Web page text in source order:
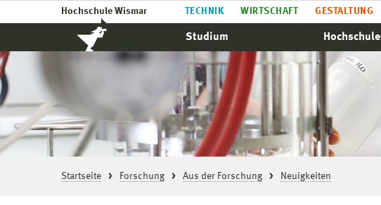
Hochschule Wismar TECHNIK WIRTSCHAFT GESTALTUNG
Studium Hochschule
Startseite Forschung Aus der Forschung Neuigkeiten